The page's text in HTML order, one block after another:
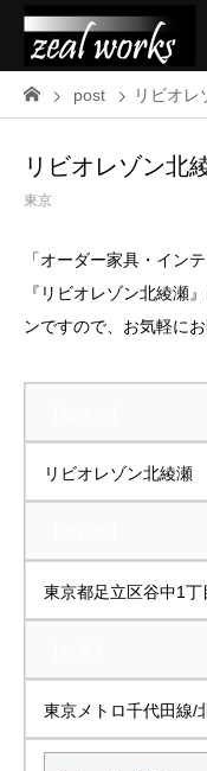
post リビオレ
リビオレゾン北
東京
「オーダー家具・イン
『リビオレゾン北綾瀬
ンですので、お気軽に
リビオレゾン北綾瀬
東京都足立区谷中1丁
東京メトロ千代田線